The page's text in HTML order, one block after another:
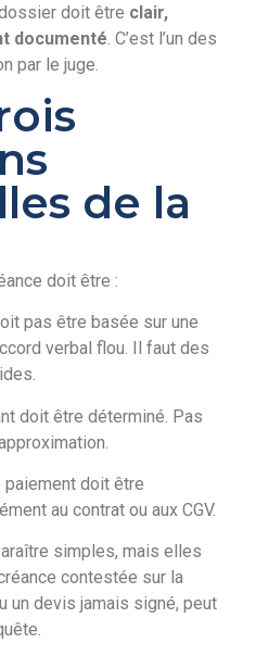
doit être clair,
documenté. C’est l’un des
par le juge.
de la
doit être :
pas être basée sur une
verbal flou. Il faut des
doit être déterminé. Pas
paiement doit être
au contrat ou aux CGV.
simples, mais elles
contestée sur la
un devis jamais signé, peut